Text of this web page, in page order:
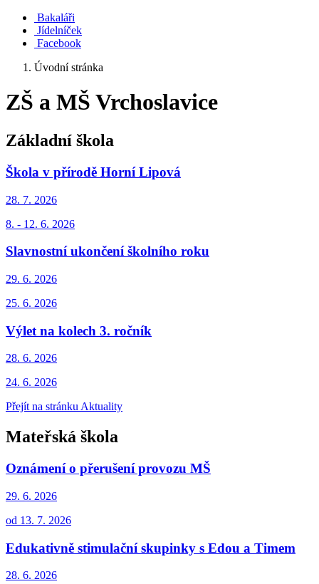
Bakaláři
Jídelníček
Facebook
Úvodní stránka
ZŠ a MŠ Vrchoslavice
Základní škola
Škola v přírodě Horní Lipová
28. 7. 2026
8. - 12. 6. 2026
Slavnostní ukončení školního roku
29. 6. 2026
25. 6. 2026
Výlet na kolech 3. ročník
28. 6. 2026
24. 6. 2026
Přejít na stránku Aktuality
Mateřská škola
Oznámení o přerušení provozu MŠ
29. 6. 2026
od 13. 7. 2026
Edukativně stimulační skupinky s Edou a Timem
28. 6. 2026